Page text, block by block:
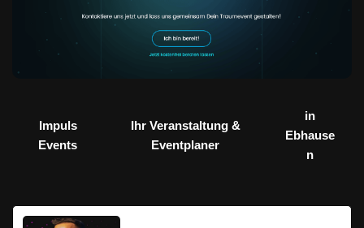
Impuls
Events
Ihr Veranstaltung &
Eventplaner
in
Ebhause
n